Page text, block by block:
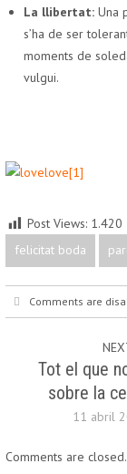
La llibertat: Una
s’ha de ser
moments de
vulgui.
Post Views: 1.420
felicitat boda
Comments are
Tot el que
sobre la
11 abril
Comments are closed.